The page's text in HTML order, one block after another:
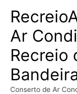
para
conteúdo
Ar
Recreio
Conserto de Ar